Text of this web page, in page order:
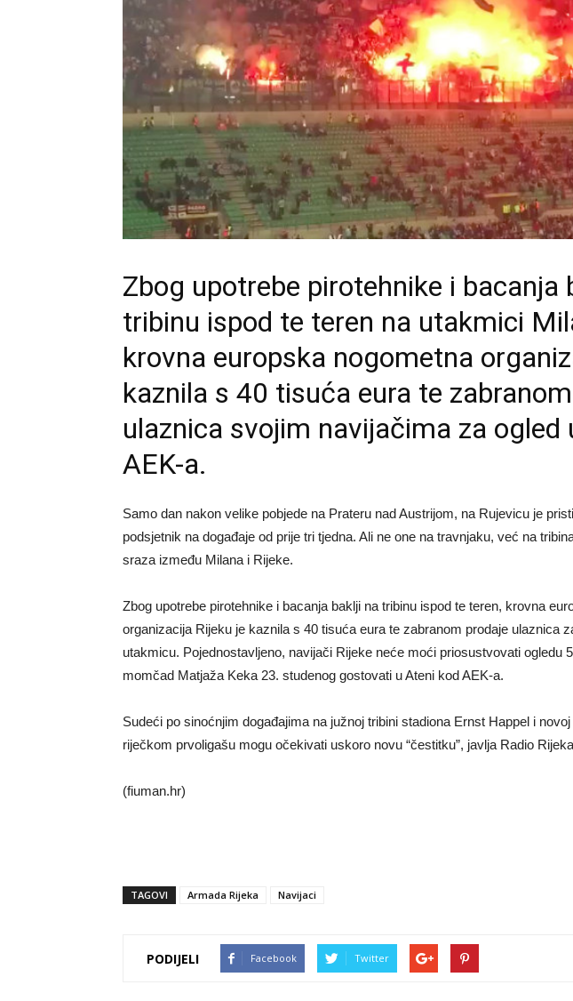
Zbog upotrebe pirotehnike i bacanja
tribinu ispod te teren na utakmici
krovna europska nogometna
kaznila s 40 tisuća eura te
ulaznica svojim navijačima za ogled
AEK-a.
Samo dan nakon velike pobjede na Prateru nad Austrijom, na Rujevicu je
podsjetnik na događaje od prije tri tjedna. Ali ne one na travnjaku, već na
sraza između Milana i Rijeke.
Zbog upotrebe pirotehnike i bacanja baklji na tribinu ispod te teren, krovna
organizacija Rijeku je kaznila s 40 tisuća eura te zabranom prodaje ulaznica
utakmicu. Pojednostavljeno, navijači Rijeke neće moći priosustvovati ogledu
momčad Matjaža Keka 23. studenog gostovati u Ateni kod AEK-a.
Sudeći po sinoćnjim događajima na južnoj tribini stadiona Ernst Happel i
riječkom prvoligašu mogu očekivati uskoro novu “čestitku”, javlja Radio
(fiuman.hr)
TAGOVI Armada Rijeka Navijaci
PODIJELI Facebook Twitter